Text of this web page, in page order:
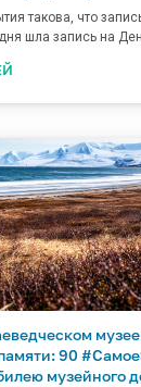
такова, что
шла запись на
музее
90
музейного